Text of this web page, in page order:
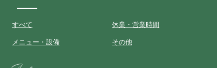
すべて 休業・営業時間
メニュー・設備 その他